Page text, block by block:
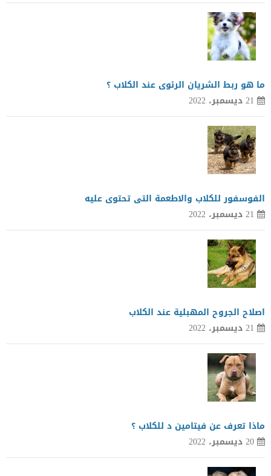
ما هو ربط الشريان الرئوى عند الكلاب ؟
21 ديسمبر، 2022
الفوسفور للكلاب والاطعمة التى تحتوى عليه
21 ديسمبر، 2022
اصلاح الجروح المهبلية عند الكلاب
21 ديسمبر، 2022
ماذا تعرف عن فيتامين د للكلاب ؟
20 ديسمبر، 2022